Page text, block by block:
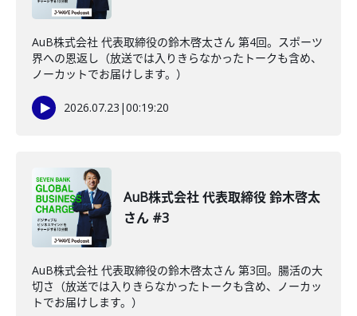
AuB株式会社 代表取締役の鈴木啓太さん 第4回。スポーツ
界への恩返し（放送では入りきらなかったトークも含め、
ノーカットでお届けします。）
2026.07.23 |00:19:20
AuB株式会社 代表取締役 鈴木啓太
さん #3
AuB株式会社 代表取締役の鈴木啓太さん 第3回。腸活の大
切さ（放送では入りきらなかったトークも含め、ノーカッ
トでお届けします。）